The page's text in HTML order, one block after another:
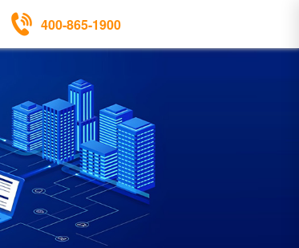
400-865-1900